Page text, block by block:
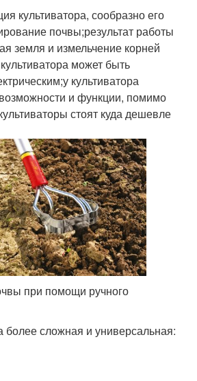
культиватора, сообразно его
почвы;результат работы
земля и измельчение корней
может быть
культиватора
и функции, помимо
стоят куда дешевле
при помощи ручного
более сложная и универсальная: